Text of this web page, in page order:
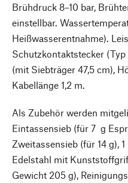
Brühdruck 8–10 bar,
einstellbar.
Heißwasserentnahme).
Schutzkontaktstecker (Typ
(mit Siebträger 47,5 cm),
Kabellänge 1,2 m.
Als Zubehör werden
Eintassensieb (für 7 g
Zweitassensieb (für 14 g),
Edelstahl mit
Gewicht 205 g),